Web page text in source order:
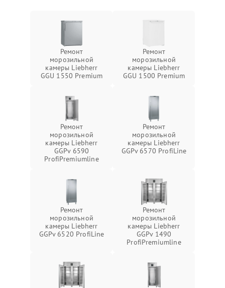
Ремонт
морозильной
камеры Liebherr
GGU 1550 Premium
Ремонт
морозильной
камеры Liebherr
GGU 1500 Premium
Ремонт
морозильной
камеры Liebherr
GGPv 6590
ProfiPremiumline
Ремонт
морозильной
камеры Liebherr
GGPv 6570 ProfiLine
Ремонт
морозильной
камеры Liebherr
GGPv 6520 ProfiLine
Ремонт
морозильной
камеры Liebherr
GGPv 1490
ProfiPremiumline